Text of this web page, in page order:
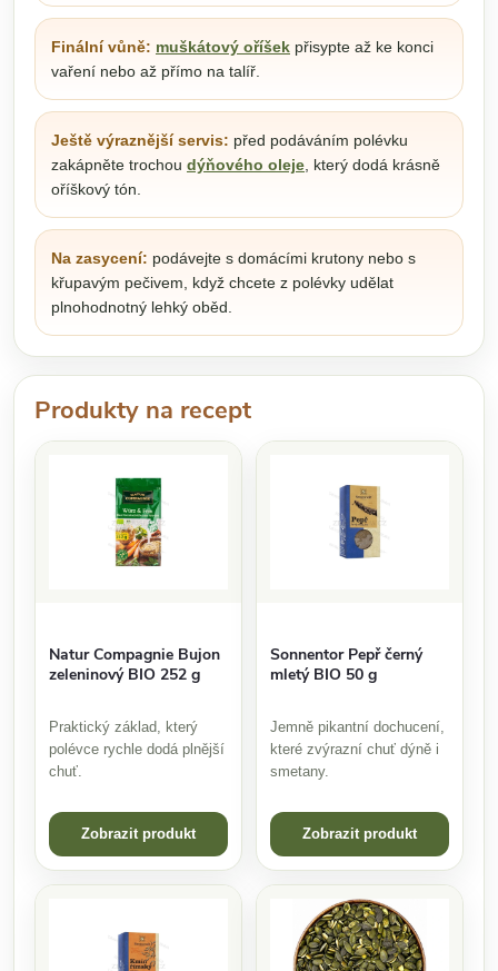
Finální vůně: muškátový oříšek přisypte až ke konci
vaření nebo až přímo na talíř.
Ještě výraznější servis: před podáváním polévku
zakápněte trochou dýňového oleje , který dodá krásně
oříškový tón.
Na zasycení: podávejte s domácími krutony nebo s
křupavým pečivem, když chcete z polévky udělat
plnohodnotný lehký oběd.
Produkty na recept
Natur Compagnie Bujon
zeleninový BIO 252 g
Praktický základ, který
polévce rychle dodá plnější
chuť.
Zobrazit produkt
Sonnentor Pepř černý
mletý BIO 50 g
Jemně pikantní dochucení,
které zvýrazní chuť dýně i
smetany.
Zobrazit produkt